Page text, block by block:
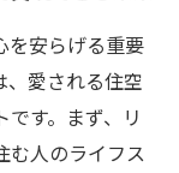
を安らげる重要
、愛される住空
す。まず、リ
む人のライフス